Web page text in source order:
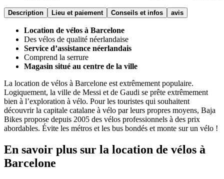
Description Lieu et paiement Conseils et infos avis
Location de vélos à Barcelone
Des vélos de qualité néerlandaise
Service d’assistance néerlandais
Comprend la serrure
Magasin situé au centre de la ville
La location de vélos à Barcelone est extrêmement populaire.
Logiquement, la ville de Messi et de Gaudi se prête extrêmement
bien à l’exploration à vélo. Pour les touristes qui souhaitent
découvrir la capitale catalane à vélo par leurs propres moyens, Baja
Bikes propose depuis 2005 des vélos professionnels à des prix
abordables. Évite les métros et les bus bondés et monte sur un vélo !
En savoir plus sur la location de vélos à
Barcelone